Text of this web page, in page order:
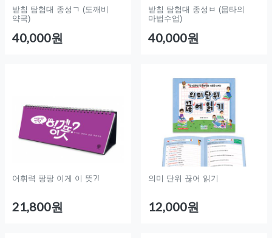
받침 탐험대 종성ㄱ (도깨비
약국)
40,000원
받침 탐험대 종성ㅂ (뭅타의
마법수업)
40,000원
어휘력 팡팡 이게 이 뜻?!
21,800원
의미 단위 끊어 읽기
12,000원